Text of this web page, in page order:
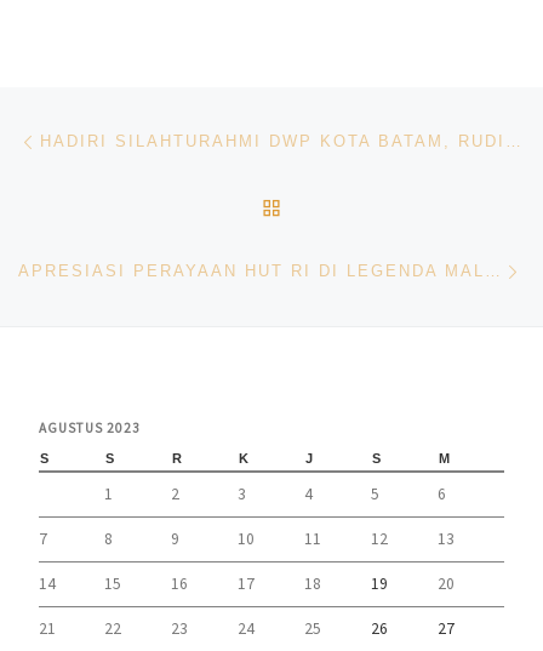
Navigasi pos HADIRI SILAHTURAHMI DWP KOTA BATAM, RUDI MINTA ISTRI ASN DUKUNG SUAMI UNTUK PEMBANGUNAN BATAM
APRESIASI PERAYAAN HUT RI DI LEGENDA MALAKA, JEFRIDIN AJAK MASYARAKAT JAGA KEKOMPAKAN
AGUSTUS 2023
S S R K J S M
1 2 3 4 5 6
7 8 9 10 11 12 13
14 15 16 17 18 19 20
21 22 23 24 25 26 27